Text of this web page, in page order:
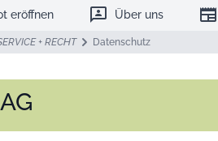
eröffnen 3p Über uns newspaper
+ RECHT Datenschutz